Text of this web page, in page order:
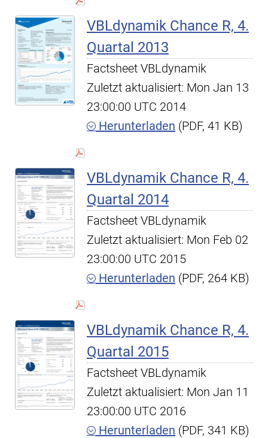
VBLdynamik Chance R, 4.
Quartal 2013
Factsheet VBLdynamik
Zuletzt aktualisiert: Mon Jan 13
23:00:00 UTC 2014
Herunterladen (PDF, 41 KB)
VBLdynamik Chance R, 4.
Quartal 2014
Factsheet VBLdynamik
Zuletzt aktualisiert: Mon Feb 02
23:00:00 UTC 2015
Herunterladen (PDF, 264 KB)
VBLdynamik Chance R, 4.
Quartal 2015
Factsheet VBLdynamik
Zuletzt aktualisiert: Mon Jan 11
23:00:00 UTC 2016
Herunterladen (PDF, 341 KB)